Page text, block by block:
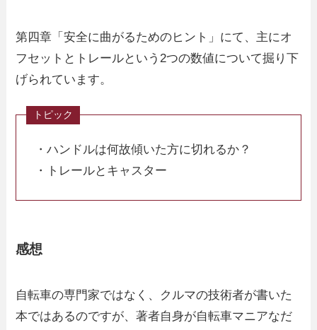
第四章「安全に曲がるためのヒント」にて、主にオ
フセットとトレールという2つの数値について掘り下
げられています。
・ハンドルは何故傾いた方に切れるか？
・トレールとキャスター
感想
自転車の専門家ではなく、クルマの技術者が書いた
本ではあるのですが、著者自身が自転車マニアなだ